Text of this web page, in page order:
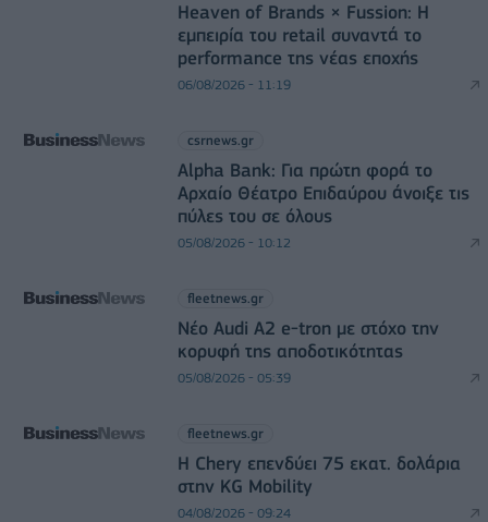
Heaven of Brands × Fussion: Η
εμπειρία του retail συναντά το
performance της νέας εποχής
06/08/2026 - 11:19
csrnews.gr
Alpha Bank: Για πρώτη φορά το
Αρχαίο Θέατρο Επιδαύρου άνοιξε τις
πύλες του σε όλους
05/08/2026 - 10:12
fleetnews.gr
Νέο Audi A2 e-tron με στόχο την
κορυφή της αποδοτικότητας
05/08/2026 - 05:39
fleetnews.gr
Η Chery επενδύει 75 εκατ. δολάρια
στην KG Mobility
04/08/2026 - 09:24